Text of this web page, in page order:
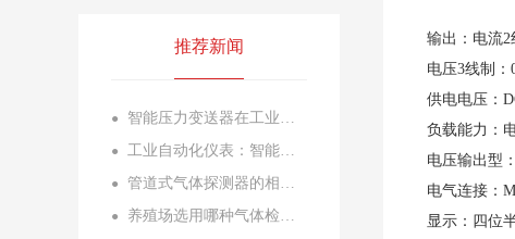
推荐新闻
● 智能压力变送器在工业自动化中的应用与安装要点
● 工业自动化仪表：智能制造的感知神经与控制核心
● 管道式气体探测器的相关解决方案
● 养殖场选用哪种气体检测仪比较好
输出：电流2
电压3线制：
供电电压：
负载能力：
电压输出型
电气连接：
显示：四位